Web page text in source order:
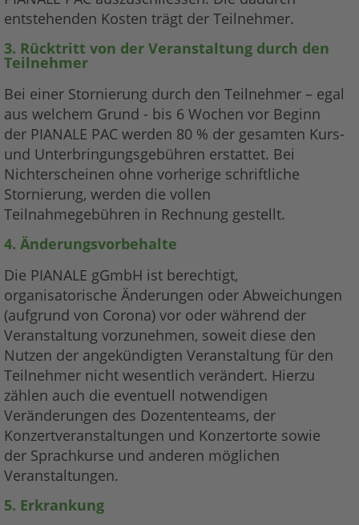
entstehenden Kosten trägt der Teilnehmer.
3. Rücktritt von der Veranstaltung durch den
Teilnehmer
Bei einer Stornierung durch den Teilnehmer – egal
aus welchem Grund - bis 6 Wochen vor Beginn
der PIANALE PAC werden 80 % der gesamten Kurs-
und Unterbringungsgebühren erstattet. Bei
Nichterscheinen ohne vorherige schriftliche
Stornierung, werden die vollen
Teilnahmegebühren in Rechnung gestellt.
4. Änderungsvorbehalte
Die PIANALE gGmbH ist berechtigt,
organisatorische Änderungen oder Abweichungen
(aufgrund von Corona) vor oder während der
Veranstaltung vorzunehmen, soweit diese den
Nutzen der angekündigten Veranstaltung für den
Teilnehmer nicht wesentlich verändert. Hierzu
zählen auch die eventuell notwendigen
Veränderungen des Dozententeams, der
Konzertveranstaltungen und Konzertorte sowie
der Sprachkurse und anderen möglichen
Veranstaltungen.
5. Erkrankung